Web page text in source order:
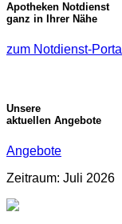
Apotheken Notdienst
ganz in Ihrer Nähe
zum Notdienst-Portal
Unsere
aktuellen Angebote
Angebote
Zeitraum: Juli 2026